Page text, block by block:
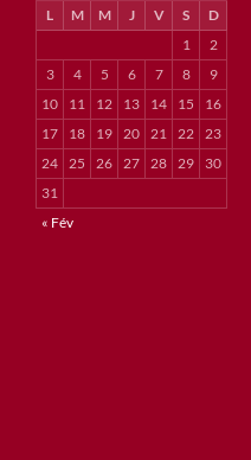
L M M J V S
D
1
2
3
4 5 6 7 8
9
10
11 12 13 14 15
16
17
18 19 20 21 22 23
24 25 26 27 28 29
30
31
« Fév